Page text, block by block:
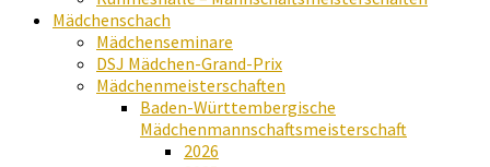
Mädchenschach
Mädchenseminare
DSJ Mädchen-Grand-Prix
Mädchenmeisterschaften
Baden-Württembergische
Mädchenmannschaftsmeisterschaft
2026